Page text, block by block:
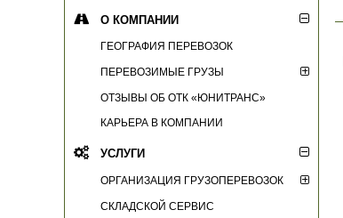
О КОМПАНИИ
ГЕОГРАФИЯ ПЕРЕВОЗОК
ПЕРЕВОЗИМЫЕ ГРУЗЫ
ОТЗЫВЫ ОБ ОТК «ЮНИТРАНС»
КАРЬЕРА В КОМПАНИИ
УСЛУГИ
ОРГАНИЗАЦИЯ ГРУЗОПЕРЕВОЗОК
СКЛАДСКОЙ СЕРВИС